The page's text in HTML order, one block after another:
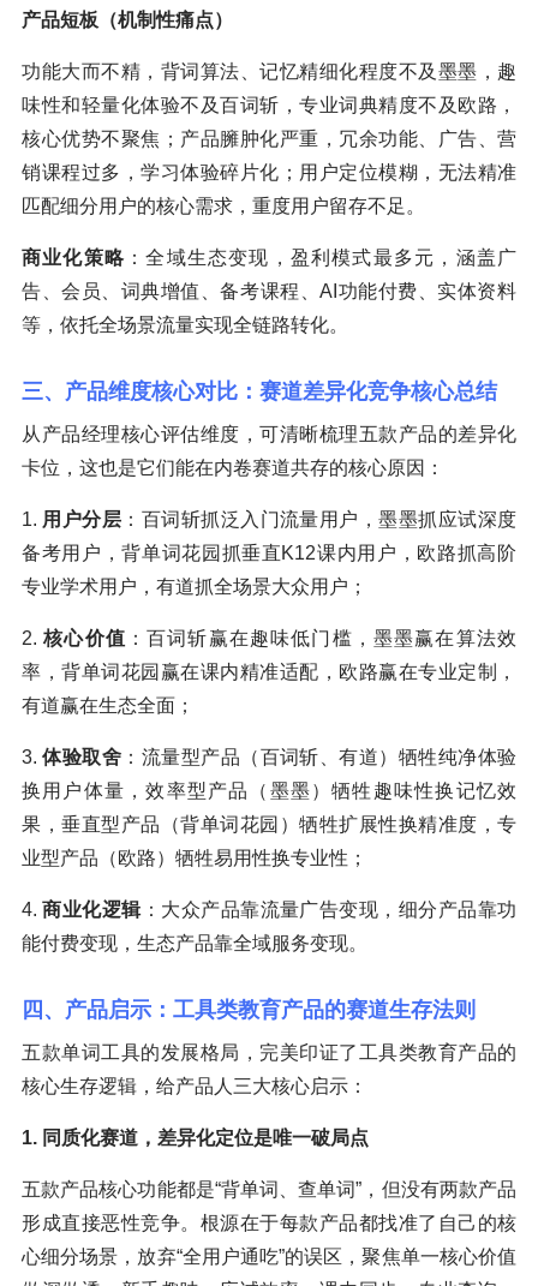
产品短板（机制性痛点）
功能大而不精，背词算法、记忆精细化程度不及墨墨，趣
味性和轻量化体验不及百词斩，专业词典精度不及欧路，
核心优势不聚焦；产品臃肿化严重，冗余功能、广告、营
销课程过多，学习体验碎片化；用户定位模糊，无法精准
匹配细分用户的核心需求，重度用户留存不足。
商业化策略 ：全域生态变现，盈利模式最多元，涵盖广
告、会员、词典增值、备考课程、AI功能付费、实体资料
等，依托全场景流量实现全链路转化。
三、产品维度核心对比：赛道差异化竞争核心总结
从产品经理核心评估维度，可清晰梳理五款产品的差异化
卡位，这也是它们能在内卷赛道共存的核心原因：
1. 用户分层 ：百词斩抓泛入门流量用户，墨墨抓应试深度
备考用户，背单词花园抓垂直K12课内用户，欧路抓高阶
专业学术用户，有道抓全场景大众用户；
2.核心价值 ：百词斩赢在趣味低门槛，墨墨赢在算法效
率，背单词花园赢在课内精准适配，欧路赢在专业定制，
有道赢在生态全面；
3.体验取舍 ：流量型产品（百词斩、有道）牺牲纯净体验
换用户体量，效率型产品（墨墨）牺牲趣味性换记忆效
果，垂直型产品（背单词花园）牺牲扩展性换精准度，专
业型产品（欧路）牺牲易用性换专业性；
4.商业化逻辑：大众产品靠流量广告变现，细分产品靠功
能付费变现，生态产品靠全域服务变现。
四、产品启示：工具类教育产品的赛道生存法则
五款单词工具的发展格局，完美印证了工具类教育产品的
核心生存逻辑，给产品人三大核心启示：
1. 同质化赛道，差异化定位是唯一破局点
五款产品核心功能都是“背单词、查单词”，但没有两款产品
形成直接恶性竞争。根源在于每款产品都找准了自己的核
心细分场景，放弃“全用户通吃”的误区，聚焦单一核心价值